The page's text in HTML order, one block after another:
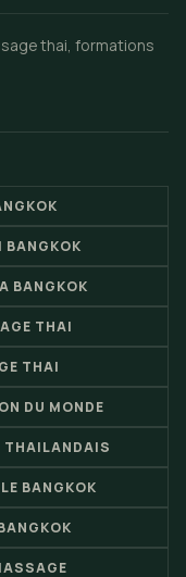
thai, formations
BANGKOK
BANGKOK
THAI
THAI
DU MONDE
THAILANDAIS
BANGKOK